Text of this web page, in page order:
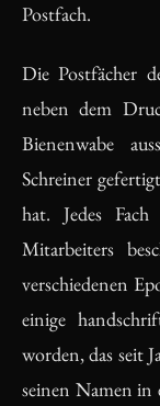
Postfach.
Die Postfächer
neben dem
Bienenwabe
Schreiner
hat. Jedes
Mitarbeiters
verschiedenen
einige
worden, das seit
seinen Namen in